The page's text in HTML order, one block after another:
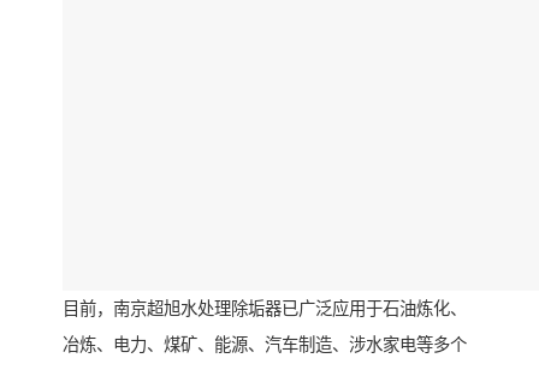
目前，南京超旭水处理除垢器已广泛应用于石油炼化、
冶炼、电力、煤矿、能源、汽车制造、涉水家电等多个